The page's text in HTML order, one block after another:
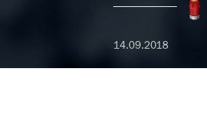
14.09.2018